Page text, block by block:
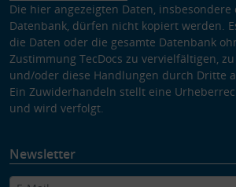
Die hier angezeigten Daten, insbesondere
Datenbank, dürfen nicht kopiert werden.
die Daten oder die gesamte Datenbank
Zustimmung TecDocs zu vervielfältigen,
und/oder diese Handlungen durch Dritte
Ein Zuwiderhandeln stellt eine
und wird verfolgt.
Newsletter